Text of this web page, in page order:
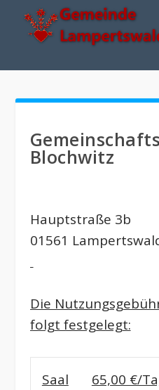
Blochwitz
Hauptstraße 3b
01561
Die
folgt festgelegt:
Saal
65,00 €/